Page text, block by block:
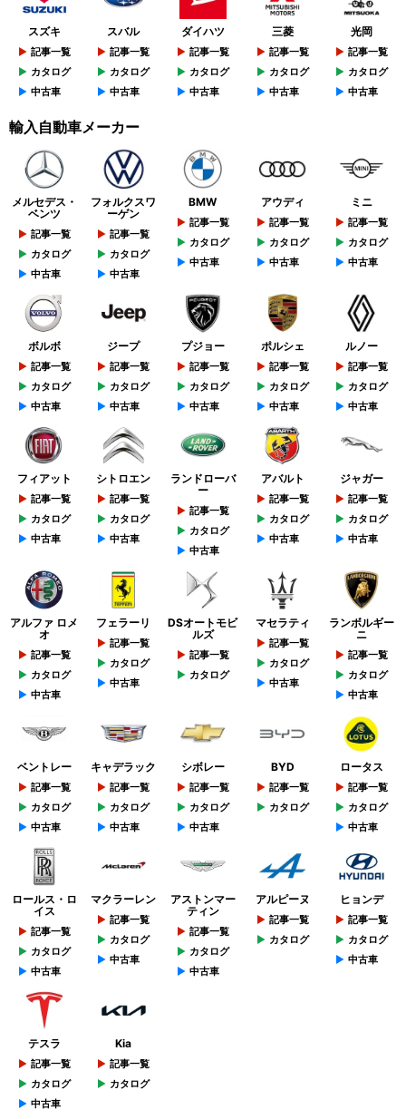
スズキ
記事一覧
カタログ
中古車
スバル
記事一覧
カタログ
中古車
ダイハツ
記事一覧
カタログ
中古車
三菱
記事一覧
カタログ
中古車
光岡
記事一覧
カタログ
中古車
輸入自動車メーカー
メルセデス・
ベンツ
記事一覧
カタログ
中古車
フォルクスワ
ーゲン
記事一覧
カタログ
中古車
BMW
記事一覧
カタログ
中古車
アウディ
記事一覧
カタログ
中古車
ミニ
記事一覧
カタログ
中古車
ボルボ
記事一覧
カタログ
中古車
ジープ
記事一覧
カタログ
中古車
プジョー
記事一覧
カタログ
中古車
ポルシェ
記事一覧
カタログ
中古車
ルノー
記事一覧
カタログ
中古車
フィアット
記事一覧
カタログ
中古車
シトロエン
記事一覧
カタログ
中古車
ランドローバ
ー
記事一覧
カタログ
中古車
アバルト
記事一覧
カタログ
中古車
ジャガー
記事一覧
カタログ
中古車
アルファ ロメ
オ
記事一覧
カタログ
中古車
フェラーリ
記事一覧
カタログ
中古車
DSオートモビ
ルズ
記事一覧
カタログ
マセラティ
記事一覧
カタログ
中古車
ランボルギー
ニ
記事一覧
カタログ
中古車
ベントレー
記事一覧
カタログ
中古車
キャデラック
記事一覧
カタログ
中古車
シボレー
記事一覧
カタログ
中古車
BYD
記事一覧
カタログ
ロータス
記事一覧
カタログ
中古車
ロールス・ロ
イス
記事一覧
カタログ
中古車
マクラーレン
記事一覧
カタログ
中古車
アストンマー
ティン
記事一覧
カタログ
中古車
アルピーヌ
記事一覧
カタログ
ヒョンデ
記事一覧
カタログ
中古車
テスラ
記事一覧
カタログ
中古車
Kia
記事一覧
カタログ